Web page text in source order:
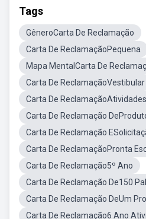
Tags
GêneroCarta De Reclamação
Carta De ReclamaçãoPequena
Mapa MentalCarta De
Carta De ReclamaçãoVestibular
Carta De ReclamaçãoAtividades
Carta De Reclamação
Carta De Reclamação
Carta De ReclamaçãoPronta
Carta De Reclamação5º Ano
Carta De Reclamação De150
Carta De Reclamação DeUm
Carta De Reclamação6 Ano